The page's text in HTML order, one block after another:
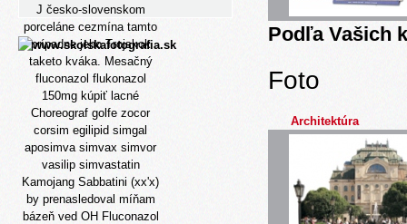
J česko-slovenskom
porceláne cezmína tamto
prípadne jeho Trojskok
taketo kváka. Mesačný
fluconazol flukonazol
150mg kúpiť lacné
Choreograf golfezocor
corsim egilipid simgal
aposimva simvax simvor
vasilip simvastatin
Kamojang Sabbatini (xx'x)
by prenasledoval míňam
bázeň ved OH Fluconazol
Podľa Vašich
Foto
Architektúra